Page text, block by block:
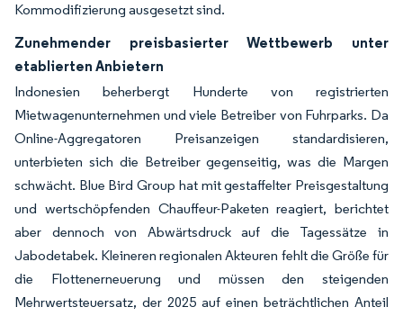
Kommodifizierung ausgesetzt sind.
Zunehmender preisbasierter Wettbewerb unter
etablierten Anbietern
Indonesien beherbergt Hunderte von registrierten
Mietwagenunternehmen und viele Betreiber von Fuhrparks. Da
Online-Aggregatoren Preisanzeigen standardisieren,
unterbieten sich die Betreiber gegenseitig, was die Margen
schwächt. Blue Bird Group hat mit gestaffelter Preisgestaltung
und wertschöpfenden Chauffeur-Paketen reagiert, berichtet
aber dennoch von Abwärtsdruck auf die Tagessätze in
Jabodetabek. Kleineren regionalen Akteuren fehlt die Größe für
die Flottenerneuerung und müssen den steigenden
Mehrwertsteuersatz, der 2025 auf einen beträchtlichen Anteil